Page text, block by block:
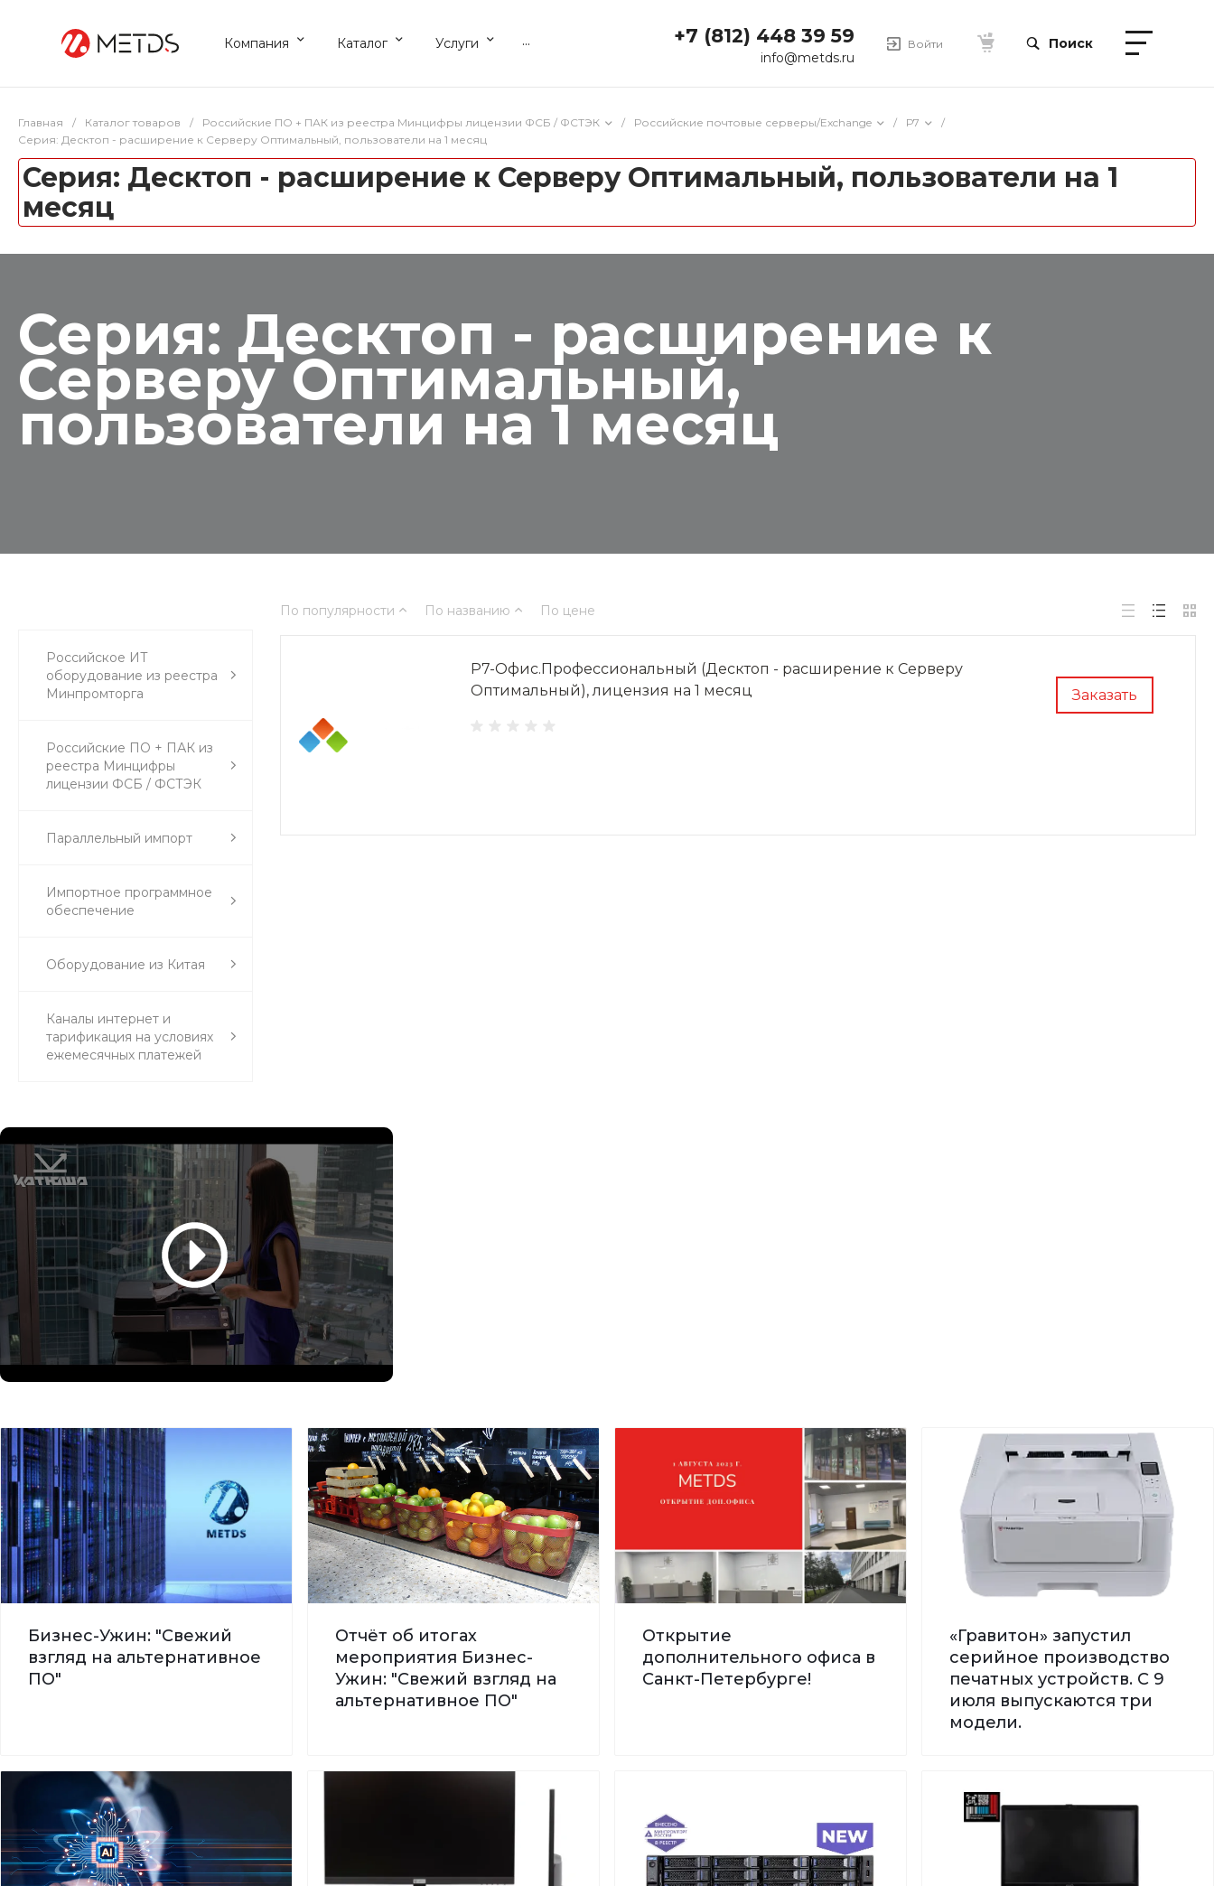
Компания Каталог Услуги ... +7 (812) 448 39 59
info@metds.ru
Войти Поиск
Главная / Каталог товаров / Российские ПО + ПАК из реестра Минцифры лицензии ФСБ / ФСТЭК / Российские почтовые серверы/Exchange / Р7
/
Серия: Десктоп - расширение к Серверу Оптимальный, пользователи на 1 месяц
Серия: Десктоп - расширение к Серверу Оптимальный, пользователи на 1
месяц
Серия: Десктоп - расширение к
Серверу Оптимальный,
пользователи на 1 месяц
Российское ИТ
оборудование из реестра
Минпромторга
Российские ПО + ПАК из
реестра Минцифры
лицензии ФСБ / ФСТЭК
Параллельный импорт
Импортное программное
обеспечение
Оборудование из Китая
Каналы интернет и
тарификация на условиях
ежемесячных платежей
По популярности По названию По цене
Заказать
Р7-Офис.Профессиональный (Десктоп - расширение к Серверу
Оптимальный), лицензия на 1 месяц
Бизнес-Ужин: "Свежий
взгляд на альтернативное
ПО"
Отчёт об итогах
мероприятия Бизнес-
Ужин: "Свежий взгляд на
альтернативное ПО"
Открытие
дополнительного офиса в
Санкт-Петербурге!
«Гравитон» запустил
серийное производство
печатных устройств. С 9
июля выпускаются три
модели.